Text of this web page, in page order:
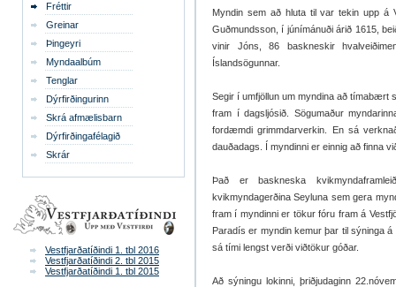
Fréttir
Greinar
Þingeyri
Myndaalbúm
Tenglar
Dýrfirðingurinn
Skrá afmælisbarn
Dýrfirðingafélagið
Skrár
Vestfjarðatíðindi 1. tbl 2016
Vestfjarðatíðindi 2. tbl 2015
Vestfjarðatíðindi 1. tbl 2015
Myndin sem að hluta til var tekin upp
Guðmundsson, í júnímánuði árið 1615,
vinir Jóns, 86 baskneskir
Íslandsögunnar.
Segir í umfjöllun um myndina að tímabært
fram í dagsljósið. Sögumaður
fordæmdi grimmdarverkin. En sá
dauðadags. Í myndinni er einnig að finna
Það er baskneska
kvikmyndagerðina Seyluna sem gera
fram í myndinni er tökur fóru fram á
Paradís er myndin kemur þar til sýninga
sá tími lengst verði viðtökur góðar.
Að sýningu lokinni, þriðjudaginn